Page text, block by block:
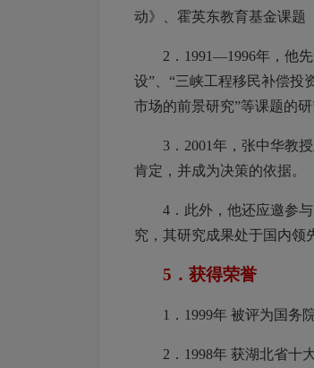
动》、霍英东教育基金课题
2．1991—1996年，他
设”、“三峡工程移民补偿投
市场的前景研究”等课题的
3．2001年，张中华教
肯定，并成为决策的依据。
4．此外，他还应邀参
究，其研究成果处于国内领
5．获得荣誉
1．1999年 被评为国务
2．1998年 获湖北省十